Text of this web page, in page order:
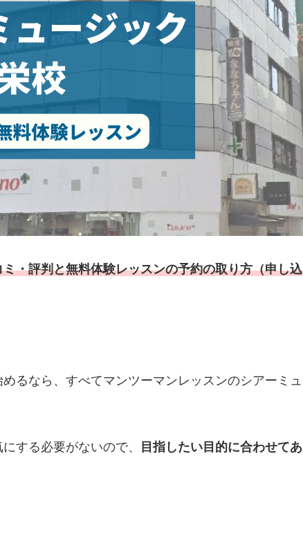
・評判と無料体験レッスンの予約の取り方（申し込
るなら、すべてマンツーマンレッスンのシアーミュ
する必要がないので、
目指したい目的に合わせてあ